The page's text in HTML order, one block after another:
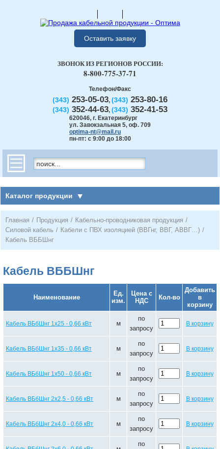
Оставить заявку
Телефон/Факс
(343) 253-05-03, (343) 253-80-16
(343) 352-44-63, (343) 352-41-53
620046, г. Екатеринбург
ул. Завокзальная 5, оф. 709
optima-nt@mail.ru
пн-пт: с 9:00 до 18:00
ЗВОНОК ИЗ РЕГИОНОВ РОССИИ:
8-800-775-37-71
Каталог продукции
Главная / Продукция / Кабельно-проводниковая продукция /
Силовой кабель / Кабели с ПВХ изоляцией (ВВГнг, ВВГ, АВВГ…) /
Кабель ВББШнг
Кабель ВББШнг
Наименование
Ед.
изм.
Цена с
НДС
Кол-во
Добавить
в
корзину
Кабель ВБбШнг 1х25 - 0,66 кВт м
по
запросу
В корзину
Кабель ВБбШнг 1х35 - 0,66 кВт м
по
запросу
В корзину
Кабель ВБбШнг 1х50 - 0,66 кВт м
по
запросу
В корзину
Кабель ВБбШнг 2х2,5 - 0,66 кВт м
по
запросу
В корзину
Кабель ВБбШнг 2х4,0 - 0,66 кВт м
по
запросу
В корзину
по